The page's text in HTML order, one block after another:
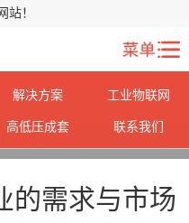
站！
解决方案 工业物联网
高低压成套
联系我们
的需求与市场